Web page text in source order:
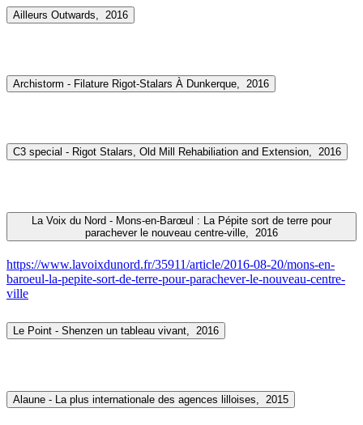
Ailleurs Outwards, 2016
Archistorm - Filature Rigot-Stalars À Dunkerque, 2016
C3 special - Rigot Stalars, Old Mill Rehabiliation and Extension, 2016
La Voix du Nord - Mons-en-Barœul : La Pépite sort de terre pour
parachever le nouveau centre-ville, 2016
https://www.lavoixdunord.fr/35911/article/2016-08-20/mons-en-
baroeul-la-pepite-sort-de-terre-pour-parachever-le-nouveau-centre-
ville
Le Point - Shenzen un tableau vivant, 2016
Alaune - La plus internationale des agences lilloises, 2015